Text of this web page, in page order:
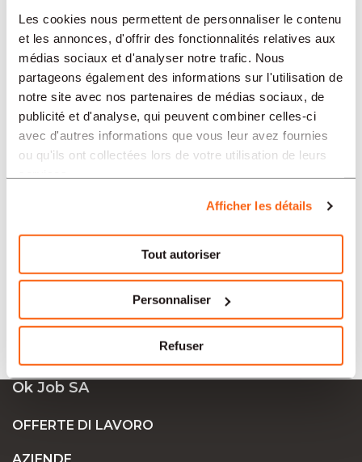
Les cookies nous permettent de personnaliser le contenu
et les annonces, d'offrir des fonctionnalités relatives aux
médias sociaux et d'analyser notre trafic. Nous
partageons également des informations sur l'utilisation de
notre site avec nos partenaires de médias sociaux, de
publicité et d'analyse, qui peuvent combiner celles-ci
avec d'autres informations que vous leur avez fournies
ou qu'ils ont collectées lors de votre utilisation de leurs
Afficher les détails
Tout autoriser
Personnaliser
Refuser
SETTORI
PROFESSION
TIPO
Contabilità/Controllo
offerte in altre regioni:
Offres d'emploi Contabilità/Controllo Berna
Ok Job SA
OFFERTE DI LAVORO
AZIENDE